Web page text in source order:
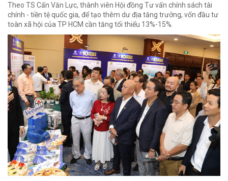
Theo TS Cấn Văn Lực, thành viên Hội đồng Tư vấn chính sách tài
chính - tiền tệ quốc gia, để tạo thêm dư địa tăng trưởng, vốn đầu tư
toàn xã hội của TP HCM cần tăng tối thiểu 13%-15%.